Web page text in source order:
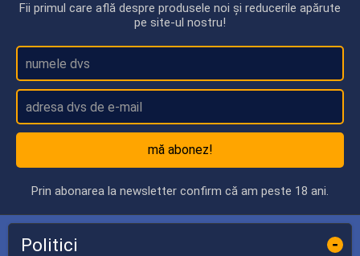
Fii primul care află despre produsele noi și reducerile apărute
pe site-ul nostru!
mă abonez!
Prin abonarea la newsletter confirm că am peste 18 ani.
Politici -